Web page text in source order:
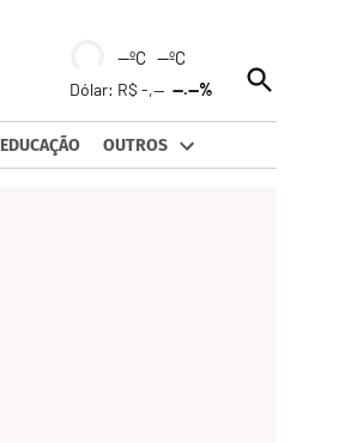
--ºC --ºC
Dólar: R$ -,----.--%
Open
Search
EDUCAÇÃO OUTROS